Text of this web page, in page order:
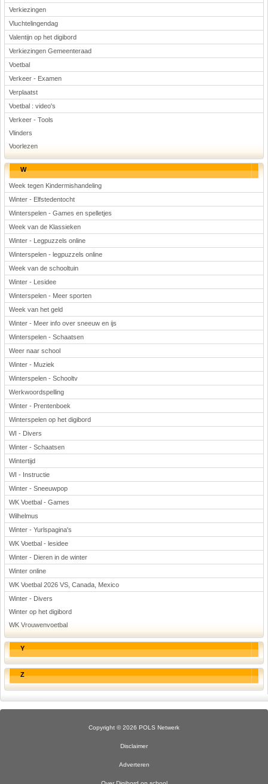
Verkiezingen
Vluchtelingendag
Valentijn op het digibord
Verkiezingen Gemeenteraad
Voetbal
Verkeer - Examen
Verplaatst
Voetbal : video's
Verkeer - Tools
Vlinders
Voorlezen
W
Week tegen Kindermishandeling
Winter - Elfstedentocht
Winterspelen - Games en spelletjes
Week van de Klassieken
Winter - Legpuzzels online
Winterspelen - legpuzzels online
Week van de schooltuin
Winter - Lesidee
Winterspelen - Meer sporten
Week van het geld
Winter - Meer info over sneeuw en ijs
Winterspelen - Schaatsen
Weer naar school
Winter - Muziek
Winterspelen - Schooltv
Werkwoordspelling
Winter - Prentenboek
Winterspelen op het digibord
WI - Divers
Winter - Schaatsen
Wintertijd
WI - Instructie
Winter - Sneeuwpop
WK Voetbal - Games
Wilhelmus
Winter - Yurlspagina's
WK Voetbal - lesidee
Winter - Dieren in de winter
Winter online
WK Voetbal 2026 VS, Canada, Mexico
Winter - Divers
Winter op het digibord
WK Vrouwenvoetbal
Y
Z
Copyright © 2026 POLS Netwerk
Disclaimer
Adverteren